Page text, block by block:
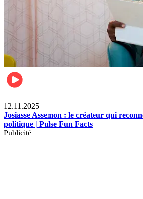
12.11.2025
Josiasse Assemon : le créateur qui
politique | Pulse Fun Facts
Publicité